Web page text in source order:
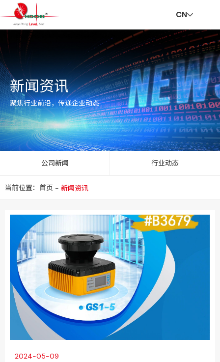
页
走
进
华
创
新
与
新
闻
资
会
责
招
贤
纳
联
系
我
V
R
CN
新闻资讯
聚焦行业前沿，传递企业动态
公司新闻 行业动态
当前位置：首页 - 新闻资讯
2024-05-09